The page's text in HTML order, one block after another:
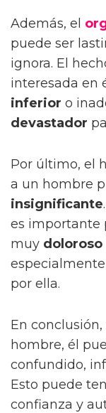
Además, el
puede ser
ignora. El
interesada en
inferior o
devastador
Por último, el
a un hombre
insignificante
es importante
muy doloroso
por ella.
En
hombre, él
confundido,
Esto puede
confianza y